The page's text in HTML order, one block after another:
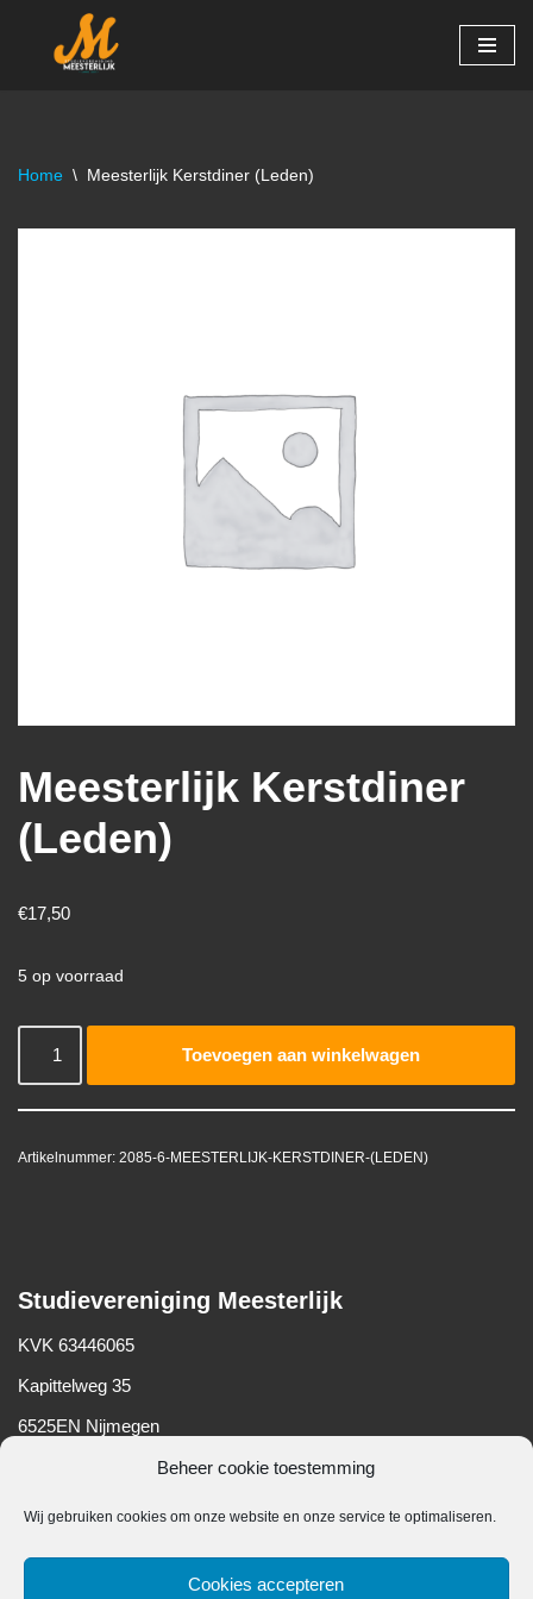
Beheer cookie toestemming
Wij gebruiken cookies om onze website en onze service te optimaliseren.
Cookies accepteren
Home \ Meesterlijk Kerstdiner (Leden)
Meesterlijk Kerstdiner
(Leden)
€17,50
5 op voorraad
Toevoegen aan winkelwagen
Artikelnummer: 2085-6-MEESTERLIJK-KERSTDINER-(LEDEN)
Studievereniging Meesterlijk
KVK 63446065
Kapittelweg 35
6525EN Nijmegen
Belangrijke informatie